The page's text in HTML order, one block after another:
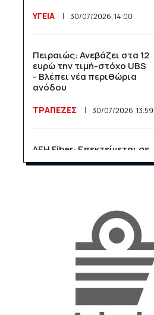
ΥΓΕΙΑ 30/07/2026, 14:00
Πειραιώς: Ανεβάζει στα 12
ευρώ την τιμή-στόχο UBS
- Βλέπει νέα περιθώρια
ανόδου
ΤΡΑΠΕΖΕΣ 30/07/2026, 13:59
ΔΕΗ Fiber: Επεκτείνεται σε
15 νέες περιοχές σε Αττική
«Η ακρίβεια «γονατίζει»
την κοινωνία - Νέα μεγάλη
έρευνα της Pulse για το
ΟΙΚΟΝΟΜΙΑ 23/07/2026, 12:50